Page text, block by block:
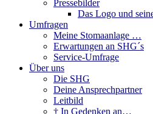
Pressebilder
Das Logo und
Umfragen
Meine Stomaanlage …
Erwartungen an SHG´s
Service-Umfrage
Über uns
Die SHG
Deine Ansprechpartner
Leitbild
† In Gedenken an…